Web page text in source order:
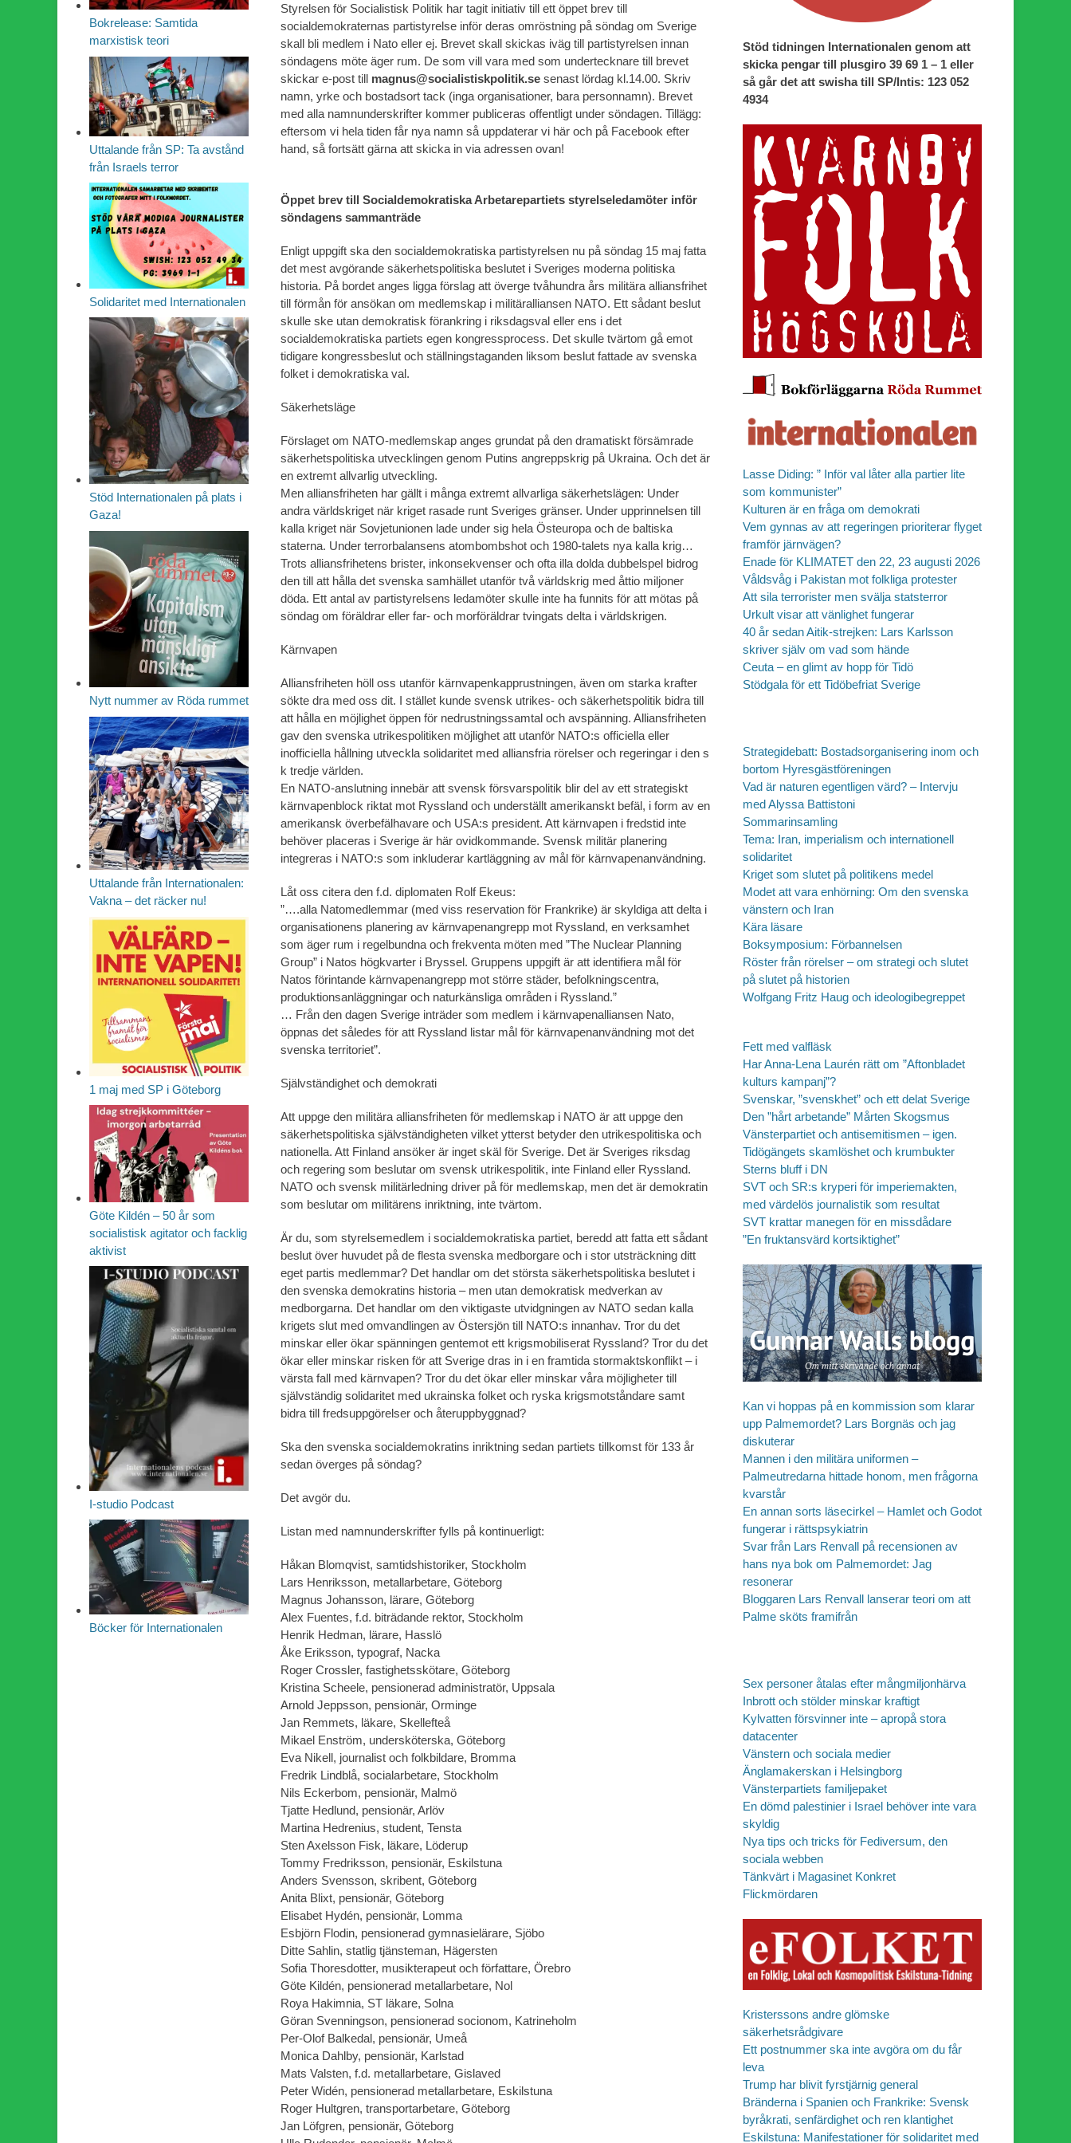
Styrelsen för Socialistisk Politik har tagit initiativ till ett öppet brev till
socialdemokraternas partistyrelse inför deras omröstning på söndag om Sverige
skall bli medlem i Nato eller ej. Brevet skall skickas iväg till partistyrelsen innan
söndagens möte äger rum. De som vill vara med som undertecknare till brevet
skickar e-post till magnus@socialistiskpolitik.se senast lördag kl.14.00. Skriv
namn, yrke och bostadsort tack (inga organisationer, bara personnamn). Brevet
med alla namnunderskrifter kommer publiceras offentligt under söndagen. Tillägg:
eftersom vi hela tiden får nya namn så uppdaterar vi här och på Facebook efter
hand, så fortsätt gärna att skicka in via adressen ovan!
Öppet brev till Socialdemokratiska Arbetarepartiets styrelseledamöter inför
söndagens sammanträde
Enligt uppgift ska den socialdemokratiska partistyrelsen nu på söndag 15 maj fatta
det mest avgörande säkerhetspolitiska beslutet i Sveriges moderna politiska
historia. På bordet anges ligga förslag att överge tvåhundra års militära alliansfrihet
till förmån för ansökan om medlemskap i militäralliansen NATO. Ett sådant beslut
skulle ske utan demokratisk förankring i riksdagsval eller ens i det
socialdemokratiska partiets egen kongressprocess. Det skulle tvärtom gå emot
tidigare kongressbeslut och ställningstaganden liksom beslut fattade av svenska
folket i demokratiska val.
Säkerhetsläge
Förslaget om NATO-medlemskap anges grundat på den dramatiskt försämrade
säkerhetspolitiska utvecklingen genom Putins angreppskrig på Ukraina. Och det är
en extremt allvarlig utveckling.
Men alliansfriheten har gällt i många extremt allvarliga säkerhetslägen: Under
andra världskriget när kriget rasade runt Sveriges gränser. Under upprinnelsen till
kalla kriget när Sovjetunionen lade under sig hela Östeuropa och de baltiska
staterna. Under terrorbalansens atombombshot och 1980-talets nya kalla krig…
Trots alliansfrihetens brister, inkonsekvenser och ofta illa dolda dubbelspel bidrog
den till att hålla det svenska samhället utanför två världskrig med åttio miljoner
döda. Ett antal av partistyrelsens ledamöter skulle inte ha funnits för att mötas på
söndag om föräldrar eller far- och morföräldrar tvingats delta i världskrigen.
Kärnvapen
Alliansfriheten höll oss utanför kärnvapenkapprustningen, även om starka krafter
sökte dra med oss dit. I stället kunde svensk utrikes- och säkerhetspolitik bidra till
att hålla en möjlighet öppen för nedrustningssamtal och avspänning. Alliansfriheten
gav den svenska utrikespolitiken möjlighet att utanför NATO:s officiella eller
inofficiella hållning utveckla solidaritet med alliansfria rörelser och regeringar i den s
k tredje världen.
En NATO-anslutning innebär att svensk försvarspolitik blir del av ett strategiskt
kärnvapenblock riktat mot Ryssland och underställt amerikanskt befäl, i form av en
amerikansk överbefälhavare och USA:s president. Att kärnvapen i fredstid inte
behöver placeras i Sverige är här ovidkommande. Svensk militär planering
integreras i NATO:s som inkluderar kartläggning av mål för kärnvapenanvändning.
Låt oss citera den f.d. diplomaten Rolf Ekeus:
”….alla Natomedlemmar (med viss reservation för Frankrike) är skyldiga att delta i
organisationens planering av kärnvapenangrepp mot Ryssland, en verksamhet
som äger rum i regelbundna och frekventa möten med ”The Nuclear Planning
Group” i Natos högkvarter i Bryssel. Gruppens uppgift är att identifiera mål för
Natos förintande kärnvapenangrepp mot större städer, befolkningscentra,
produktionsanläggningar och naturkänsliga områden i Ryssland.”
… Från den dagen Sverige inträder som medlem i kärnvapenalliansen Nato,
öppnas det således för att Ryssland listar mål för kärnvapenanvändning mot det
svenska territoriet”.
Självständighet och demokrati
Att uppge den militära alliansfriheten för medlemskap i NATO är att uppge den
säkerhetspolitiska självständigheten vilket ytterst betyder den utrikespolitiska och
nationella. Att Finland ansöker är inget skäl för Sverige. Det är Sveriges riksdag
och regering som beslutar om svensk utrikespolitik, inte Finland eller Ryssland.
NATO och svensk militärledning driver på för medlemskap, men det är demokratin
som beslutar om militärens inriktning, inte tvärtom.
Är du, som styrelsemedlem i socialdemokratiska partiet, beredd att fatta ett sådant
beslut över huvudet på de flesta svenska medborgare och i stor utsträckning ditt
eget partis medlemmar? Det handlar om det största säkerhetspolitiska beslutet i
den svenska demokratins historia – men utan demokratisk medverkan av
medborgarna. Det handlar om den viktigaste utvidgningen av NATO sedan kalla
krigets slut med omvandlingen av Östersjön till NATO:s innanhav. Tror du det
minskar eller ökar spänningen gentemot ett krigsmobiliserat Ryssland? Tror du det
ökar eller minskar risken för att Sverige dras in i en framtida stormaktskonflikt – i
värsta fall med kärnvapen? Tror du det ökar eller minskar våra möjligheter till
självständig solidaritet med ukrainska folket och ryska krigsmotståndare samt
bidra till fredsuppgörelser och återuppbyggnad?
Ska den svenska socialdemokratins inriktning sedan partiets tillkomst för 133 år
sedan överges på söndag?
Det avgör du.
Listan med namnunderskrifter fylls på kontinuerligt:
Håkan Blomqvist, samtidshistoriker, Stockholm
Lars Henriksson, metallarbetare, Göteborg
Magnus Johansson, lärare, Göteborg
Alex Fuentes, f.d. biträdande rektor, Stockholm
Henrik Hedman, lärare, Hasslö
Åke Eriksson, typograf, Nacka
Roger Crossler, fastighetsskötare, Göteborg
Kristina Scheele, pensionerad administratör, Uppsala
Arnold Jeppsson, pensionär, Orminge
Jan Remmets, läkare, Skellefteå
Mikael Enström, undersköterska, Göteborg
Eva Nikell, journalist och folkbildare, Bromma
Fredrik Lindblå, socialarbetare, Stockholm
Nils Eckerbom, pensionär, Malmö
Tjatte Hedlund, pensionär, Arlöv
Martina Hedrenius, student, Tensta
Sten Axelsson Fisk, läkare, Löderup
Tommy Fredriksson, pensionär, Eskilstuna
Anders Svensson, skribent, Göteborg
Anita Blixt, pensionär, Göteborg
Elisabet Hydén, pensionär, Lomma
Esbjörn Flodin, pensionerad gymnasielärare, Sjöbo
Ditte Sahlin, statlig tjänsteman, Hägersten
Sofia Thoresdotter, musikterapeut och författare, Örebro
Göte Kildén, pensionerad metallarbetare, Nol
Roya Hakimnia, ST läkare, Solna
Göran Svenningson, pensionerad socionom, Katrineholm
Per-Olof Balkedal, pensionär, Umeå
Monica Dahlby, pensionär, Karlstad
Mats Valsten, f.d. metallarbetare, Gislaved
Peter Widén, pensionerad metallarbetare, Eskilstuna
Roger Hultgren, transportarbetare, Göteborg
Jan Löfgren, pensionär, Göteborg
Stöd tidningen Internationalen genom att
skicka pengar till plusgiro 39 69 1 – 1 eller
så går det att swisha till SP/Intis: 123 052
4934
Lasse Diding: ” Inför val låter alla partier lite
som kommunister”
Kulturen är en fråga om demokrati
Vem gynnas av att regeringen prioriterar flyget
framför järnvägen?
Enade för KLIMATET den 22, 23 augusti 2026
Våldsvåg i Pakistan mot folkliga protester
Att sila terrorister men svälja statsterror
Urkult visar att vänlighet fungerar
40 år sedan Aitik-strejken: Lars Karlsson
skriver själv om vad som hände
Ceuta – en glimt av hopp för Tidö
Stödgala för ett Tidöbefriat Sverige
Strategidebatt: Bostadsorganisering inom och
bortom Hyresgästföreningen
Vad är naturen egentligen värd? – Intervju
med Alyssa Battistoni
Sommarinsamling
Tema: Iran, imperialism och internationell
solidaritet
Kriget som slutet på politikens medel
Modet att vara enhörning: Om den svenska
vänstern och Iran
Kära läsare
Boksymposium: Förbannelsen
Röster från rörelser – om strategi och slutet
på slutet på historien
Wolfgang Fritz Haug och ideologibegreppet
Fett med valfläsk
Har Anna-Lena Laurén rätt om ”Aftonbladet
kulturs kampanj”?
Svenskar, ”svenskhet” och ett delat Sverige
Den ”hårt arbetande” Mårten Skogsmus
Vänsterpartiet och antisemitismen – igen.
Tidögängets skamlöshet och krumbukter
Sterns bluff i DN
SVT och SR:s kryperi för imperiemakten,
med värdelös journalistik som resultat
SVT krattar manegen för en missdådare
”En fruktansvärd kortsiktighet”
Kan vi hoppas på en kommission som klarar
upp Palmemordet? Lars Borgnäs och jag
diskuterar
Mannen i den militära uniformen –
Palmeutredarna hittade honom, men frågorna
kvarstår
En annan sorts läsecirkel – Hamlet och Godot
fungerar i rättspsykiatrin
Svar från Lars Renvall på recensionen av
hans nya bok om Palmemordet: Jag
resonerar
Bloggaren Lars Renvall lanserar teori om att
Palme sköts framifrån
Sex personer åtalas efter mångmiljonhärva
Inbrott och stölder minskar kraftigt
Kylvatten försvinner inte – apropå stora
datacenter
Vänstern och sociala medier
Änglamakerskan i Helsingborg
Vänsterpartiets familjepaket
En dömd palestinier i Israel behöver inte vara
skyldig
Nya tips och tricks för Fediversum, den
sociala webben
Tänkvärt i Magasinet Konkret
Flickmördaren
Kristerssons andre glömske
säkerhetsrådgivare
Ett postnummer ska inte avgöra om du får
leva
Trump har blivit fyrstjärnig general
Bränderna i Spanien och Frankrike: Svensk
byråkrati, senfärdighet och ren klantighet
Eskilstuna: Manifestationer för solidaritet med
Bokrelease: Samtida
marxistisk teori
Uttalande från SP: Ta avstånd
från Israels terror
Solidaritet med Internationalen
Stöd Internationalen på plats i
Gaza!
Nytt nummer av Röda rummet
Uttalande från Internationalen:
Vakna – det räcker nu!
1 maj med SP i Göteborg
Göte Kildén – 50 år som
socialistisk agitator och facklig
aktivist
I-studio Podcast
Böcker för Internationalen